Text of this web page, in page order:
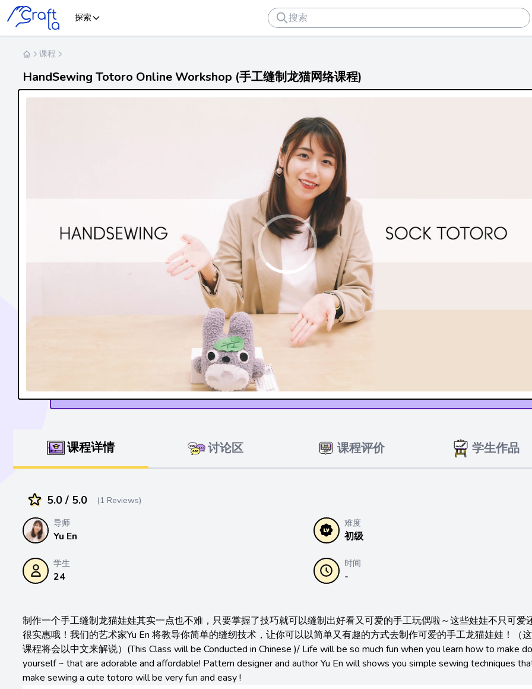
探索
课程
HandSewing Totoro Online Workshop (手工缝制龙猫网络课程)
课程详情 讨论区 课程评价 学生作品
5.0 / 5.0
(1 Reviews)
导师
Yu En
难度
初级
学生
24
时间
-
制作一个手工缝制龙猫娃娃其实一点也不难，只要掌握了技巧就可以缝制出好看又可爱的手工玩偶啦～这些娃娃不只可爱
很实惠哦！我们的艺术家Yu En 将教导你简单的缝纫技术，让你可以以简单又有趣的方式去制作可爱的手工龙猫娃娃！（
课程将会以中文来解说）(This Class will be Conducted in Chinese )/ Life will be so much fun when you learn how to make
yourself ~ that are adorable and affordable! Pattern designer and author Yu En will shows you simple sewing techniques
make sewing a cute totoro will be very fun and easy !